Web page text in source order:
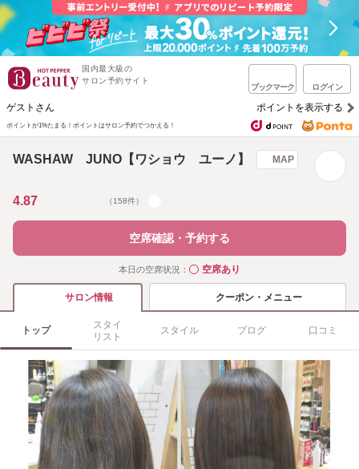
国内最大級の
サロン予約サイト
ブックマーク ログイン
ゲストさん ポイントを表示する
ポイントが1%たまる！ ポイントはサロン予約でつかえる！
WASHAW JUNO【ワショウ ユーノ】 MAP
4.87 （158件）
空席確認・予約する
本日の空席状況： ◯空席あり
サロン情報 クーポン・メニュー
トップ
スタイ
リスト
スタイル ブログ 口コミ